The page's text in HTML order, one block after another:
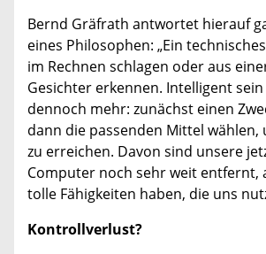
Bernd Gräfrath antwortet hierauf
eines Philosophen: „Ein
im Rechnen schlagen oder aus
Gesichter erkennen. Intelligent
dennoch mehr: zunächst einen
dann die passenden Mittel wählen,
zu erreichen. Davon sind unsere
Computer noch sehr weit entfernt,
tolle Fähigkeiten haben, die uns
Kontrollverlust?